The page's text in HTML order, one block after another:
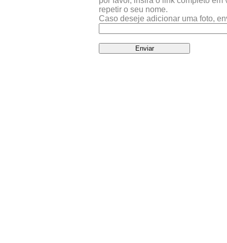
repetir o seu nome.
Caso deseje adicionar uma foto,